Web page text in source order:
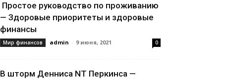
Простое руководство по проживанию
— Здоровые приоритеты и здоровые
финансы
Мир финансов admin - 9 июня, 2021 0
В шторм Денниса NT Перкинса —